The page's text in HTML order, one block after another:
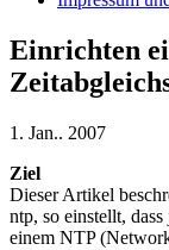
Einrichten
1. Jan.. 2007
Ziel
Dieser Artikel
ntp, so einstellt,
einem NTP